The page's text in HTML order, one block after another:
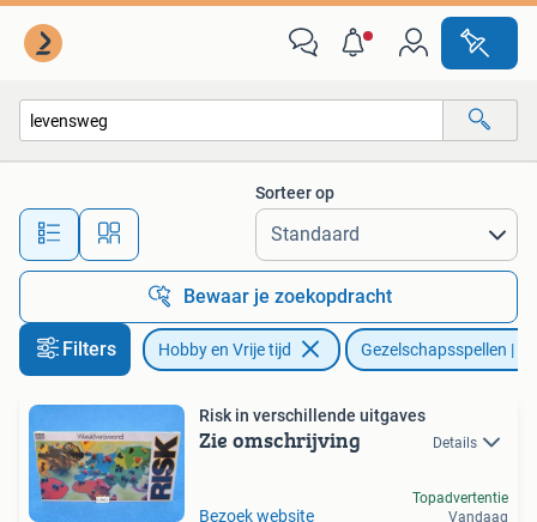
Alle afstanden…
Sorteer op
Bewaar je zoekopdracht
Filters Hobby en Vrije tijd Gezelschapsspellen |
Risk in verschillende uitgaves
Zie omschrijving Details
Bezoek website
Topadvertentie
Vandaag